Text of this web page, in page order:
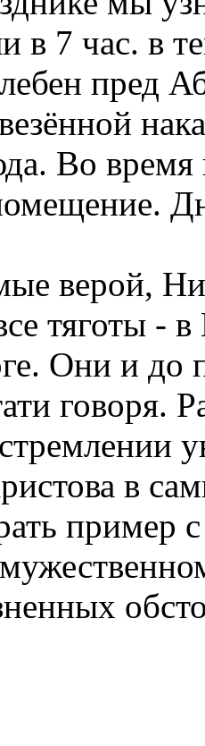
в 7 час. в
пред
Во
верой,
тяготы -
Они и до
говоря.
в
пример